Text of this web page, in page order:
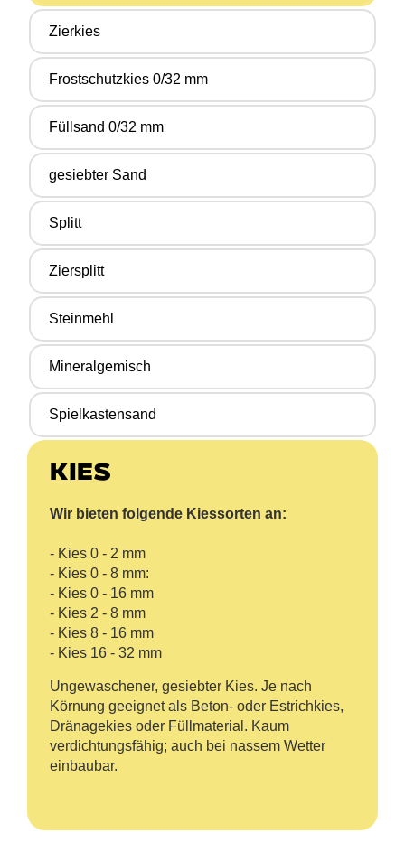
Kies
Wir bieten folgende Kiessorten an:
- Kies 0 - 2 mm
- Kies 0 - 8 mm:
- Kies 0 - 16 mm
- Kies 2 - 8 mm
- Kies 8 - 16 mm
- Kies 16 - 32 mm
Ungewaschener, gesiebter Kies. Je nach
Körnung geeignet als Beton- oder Estrichkies,
Dränagekies oder Füllmaterial. Kaum
verdichtungsfähig; auch bei nassem Wetter
einbaubar.
Zierkies
Frostschutzkies 0/32 mm
Füllsand 0/32 mm
gesiebter Sand
Splitt
Ziersplitt
Steinmehl
Mineralgemisch
Spielkastensand